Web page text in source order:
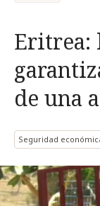
Eritrea:
de una
Seguridad